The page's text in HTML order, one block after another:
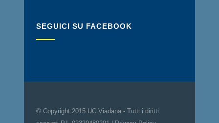
SEGUICI SU FACEBOOK
© Copyright 2015 UC Viadana - Tutti i diritti